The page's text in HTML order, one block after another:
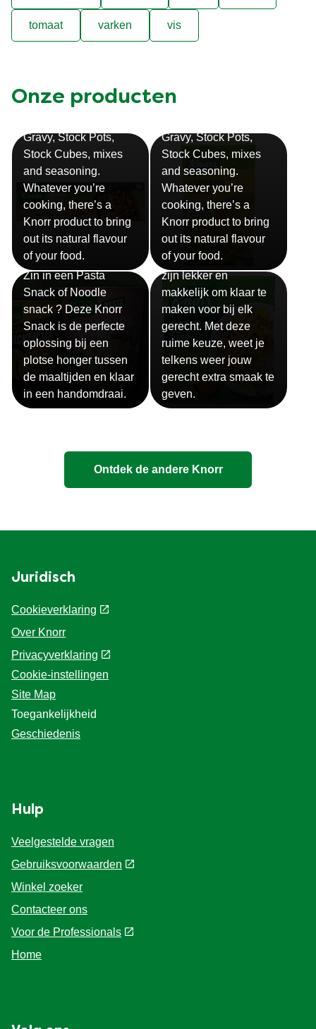
tomaat varken vis
Onze producten
Gravy, Stock Pots,
Stock Cubes, mixes
and seasoning.
Whatever you’re
cooking, there’s a
Knorr product to bring
out its natural flavour
of your food.
Gravy, Stock Pots,
Stock Cubes, mixes
and seasoning.
Whatever you’re
cooking, there’s a
Knorr product to bring
out its natural flavour
of your food.
Snackpots
Zin in een Pasta
Snack of Noodle
snack ? Deze Knorr
Snack is de perfecte
oplossing bij een
plotse honger tussen
de maaltijden en klaar
in een handomdraai.
Sauzen
Onze Knorr sauzen
zijn lekker en
makkelijk om klaar te
maken voor bij elk
gerecht. Met deze
ruime keuze, weet je
telkens weer jouw
gerecht extra smaak te
geven.
Ontdek de andere Knorr
Juridisch
Cookieverklaring
Over Knorr
Privacyverklaring
Cookie-instellingen
Site Map
Toegankelijkheid
Geschiedenis
Hulp
Veelgestelde vragen
Gebruiksvoorwaarden
Winkel zoeker
Contacteer ons
Voor de Professionals
Home